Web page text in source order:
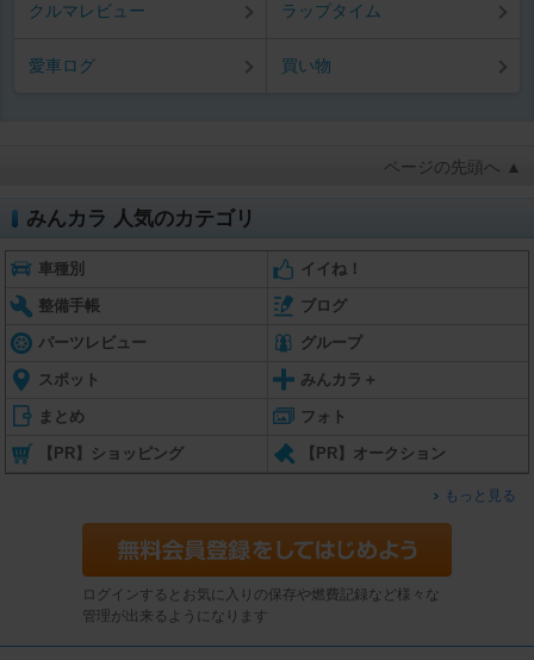
クルマレビュー ラップタイム
愛車ログ 買い物
ページの先頭へ ▲
みんカラ 人気のカテゴリ
車種別 イイね！
整備手帳 ブログ
パーツレビュー グループ
スポット みんカラ＋
まとめ フォト
【PR】ショッピング 【PR】オークション
もっと見る
ログインするとお気に入りの保存や燃費記録など様々な
管理が出来るようになります